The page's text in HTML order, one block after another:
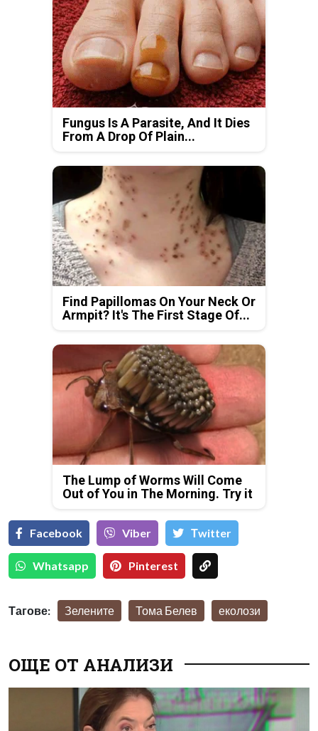
Fungus Is A Parasite, And It Dies
From A Drop Of Plain...
Find Papillomas On Your Neck Or
Armpit? It's The First Stage Of...
The Lump of Worms Will Come
Out of You in The Morning. Try it
Facebook Viber Тwitter
Whatsapp Pinterest
Тагове: Зелените Тома Белев еколози
ОЩЕ ОТ АНАЛИЗИ